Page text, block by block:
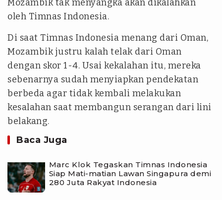
Mozambik tak menyangka akan dikalahkan
oleh Timnas Indonesia.
Di saat Timnas Indonesia menang dari Oman,
Mozambik justru kalah telak dari Oman
dengan skor 1-4. Usai kekalahan itu, mereka
sebenarnya sudah menyiapkan pendekatan
berbeda agar tidak kembali melakukan
kesalahan saat membangun serangan dari lini
belakang.
Baca Juga
Marc Klok Tegaskan Timnas Indonesia
Siap Mati-matian Lawan Singapura demi
280 Juta Rakyat Indonesia